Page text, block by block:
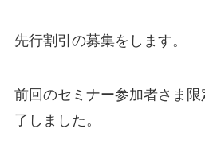
先行割引の募集をします。
前回のセミナー参加者さま
了しました。